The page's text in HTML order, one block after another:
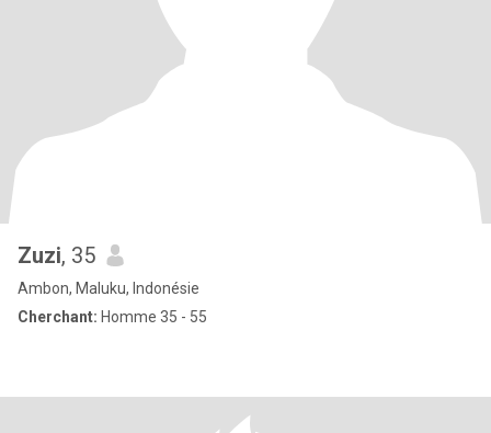
Zuzi, 35
Ambon, Maluku, Indonésie
Cherchant: Homme 35 - 55